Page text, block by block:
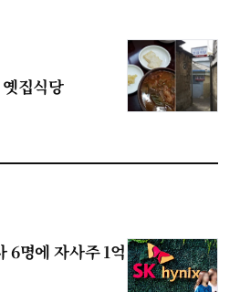
집식당
6명에 자사주 1억